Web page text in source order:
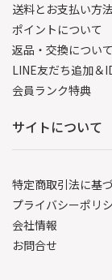
送料とお支払い方
ポイントについて
返品・交換について
LINE友だち追加＆
会員ランク特典
サイトについて
特定商取引法に基
プライバシーポリ
会社情報
お問合せ